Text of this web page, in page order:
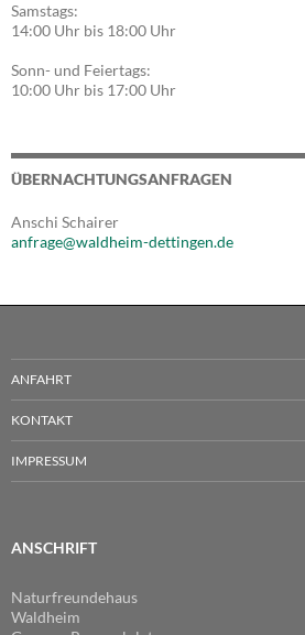
Samstags:
14:00 Uhr bis 18:00 Uhr
Sonn- und Feiertags:
10:00 Uhr bis 17:00 Uhr
ÜBERNACHTUNGSANFRAGEN
Anschi Schairer
anfrage@waldheim-dettingen.de
ANFAHRT
KONTAKT
IMPRESSUM
ANSCHRIFT
Naturfreundehaus
Waldheim